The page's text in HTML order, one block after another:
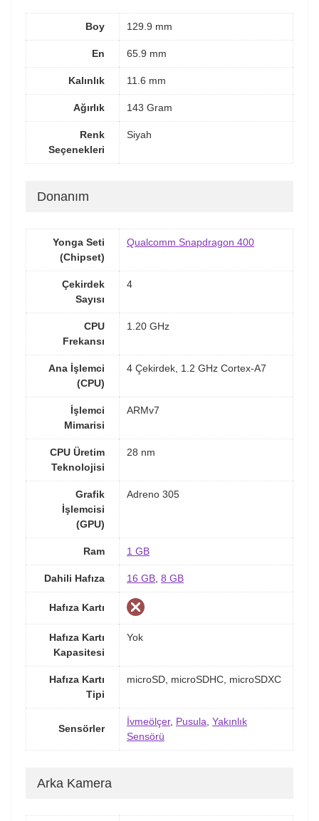
Boy 129.9 mm
En 65.9 mm
Kalınlık 11.6 mm
Ağırlık 143 Gram
Renk
Seçenekleri
Siyah
Donanım
Yonga Seti
(Chipset)
Qualcomm Snapdragon 400
Çekirdek
Sayısı
4
CPU
Frekansı
1.20 GHz
Ana İşlemci
(CPU)
4 Çekirdek, 1.2 GHz Cortex-A7
İşlemci
Mimarisi
ARMv7
CPU Üretim
Teknolojisi
28 nm
Grafik
İşlemcisi
(GPU)
Adreno 305
Ram 1 GB
Dahili Hafıza 16 GB, 8 GB
Hafıza Kartı
Hafıza Kartı
Kapasitesi
Yok
Hafıza Kartı
Tipi
microSD, microSDHC, microSDXC
Sensörler
İvmeölçer, Pusula, Yakınlık
Sensörü
Arka Kamera